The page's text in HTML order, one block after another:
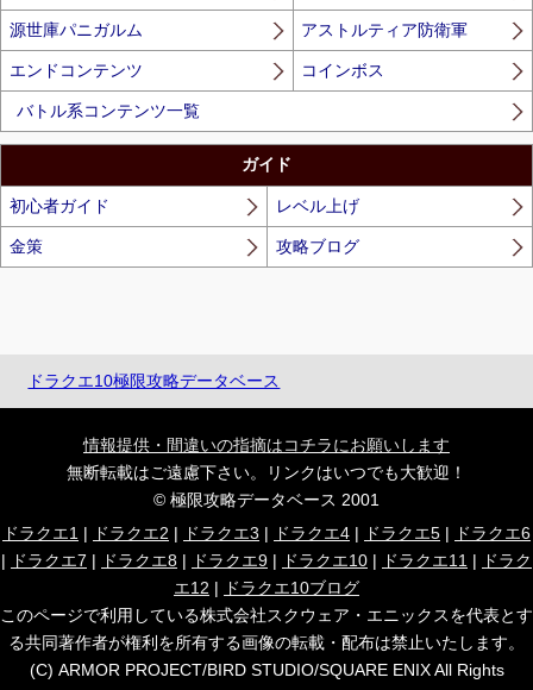
源世庫パニガルム アストルティア防衛軍
エンドコンテンツ コインボス
バトル系コンテンツ一覧
ガイド
初心者ガイド レベル上げ
金策 攻略ブログ
ドラクエ10極限攻略データベース
情報提供・間違いの指摘はコチラにお願いします
無断転載はご遠慮下さい。リンクはいつでも大歓迎！
© 極限攻略データベース 2001
ドラクエ1 | ドラクエ2 | ドラクエ3 | ドラクエ4 | ドラクエ5 |
ドラクエ6
|
ドラクエ7 | ドラクエ8 | ドラクエ9 | ドラクエ10 | ドラクエ11 |
ドラク
エ12 |
ドラクエ10ブログ
このページで利用している株式会社スクウェア・エニックスを代表とす
る共同著作者が権利を所有する画像の転載・配布は禁止いたします。
(C) ARMOR PROJECT/BIRD STUDIO/SQUARE ENIX All Rights